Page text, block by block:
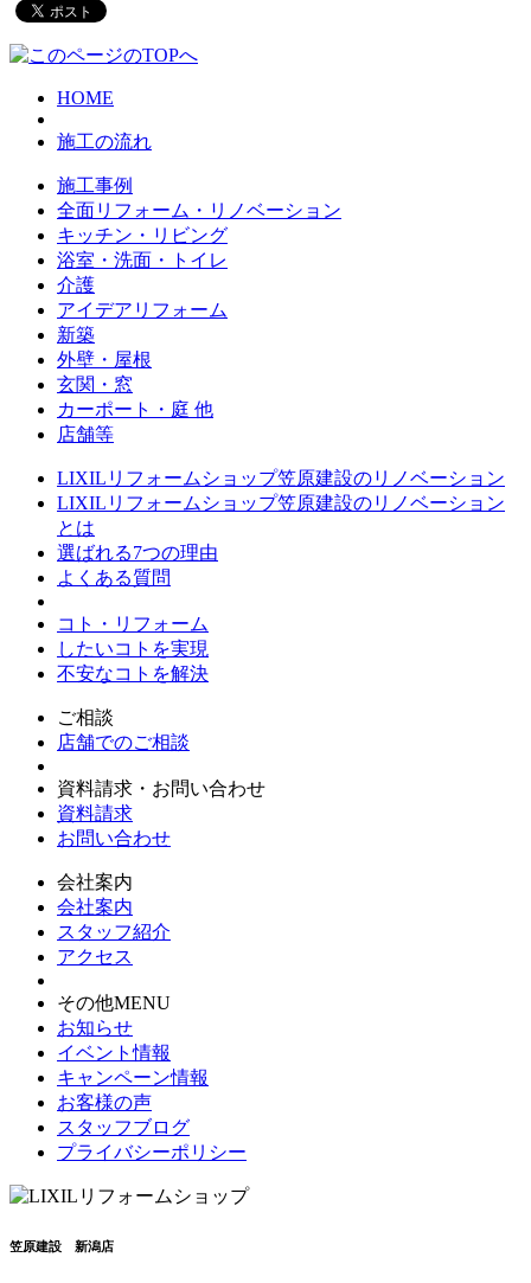
HOME
施工の流れ
施工事例
全面リフォーム・リノベーション
キッチン・リビング
浴室・洗面・トイレ
介護
アイデアリフォーム
新築
外壁・屋根
玄関・窓
カーポート・庭 他
店舗等
LIXILリフォームショップ笠原建設のリノベーション
LIXILリフォームショップ笠原建設のリノベーション
とは
選ばれる7つの理由
よくある質問
コト・リフォーム
したいコトを実現
不安なコトを解決
ご相談
店舗でのご相談
資料請求・お問い合わせ
資料請求
お問い合わせ
会社案内
会社案内
スタッフ紹介
アクセス
その他MENU
お知らせ
イベント情報
キャンペーン情報
お客様の声
スタッフブログ
プライバシーポリシー
笠原建設 新潟店